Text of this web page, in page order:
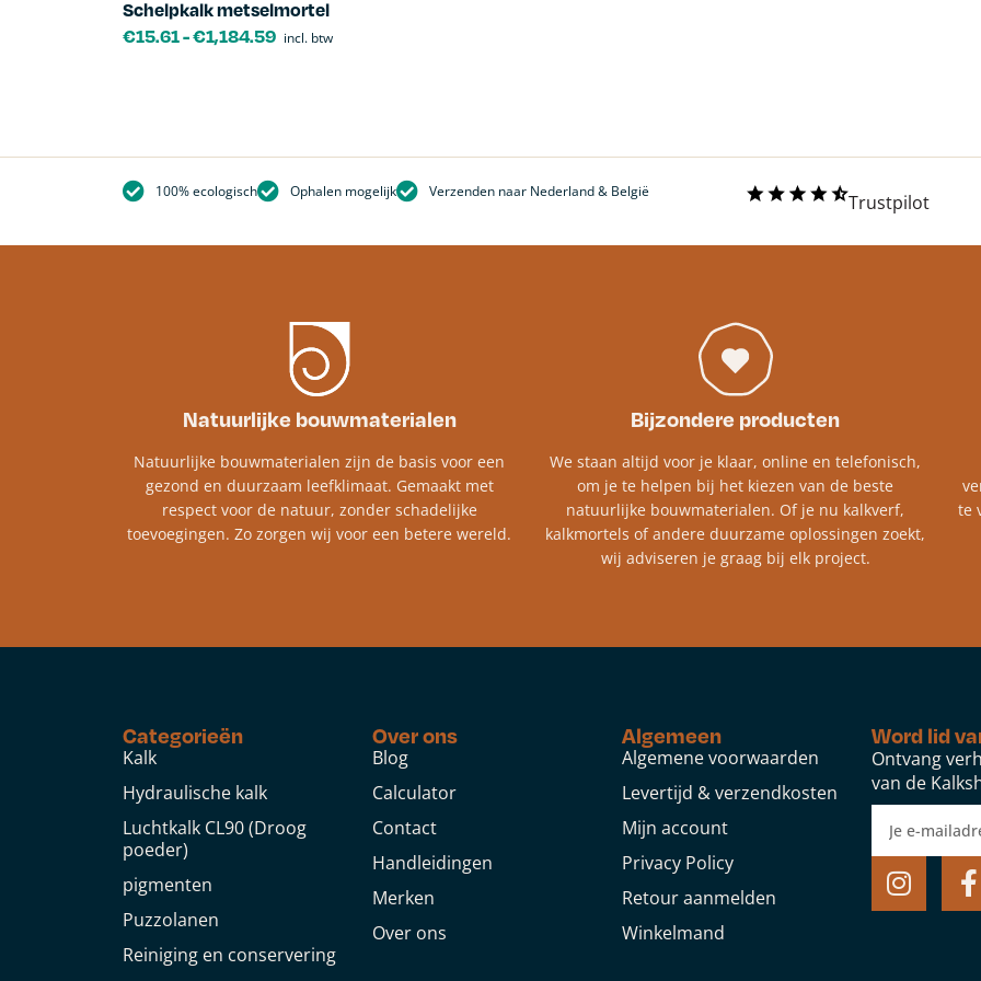
Schelpkalk metselmortel
€15.61-€1,184.59 incl. btw
100% ecologisch Ophalen mogelijk Verzenden naar Nederland & België Trustpilot
Natuurlijke bouwmaterialen
Natuurlijke bouwmaterialen zijn de basis voor een
gezond en duurzaam leefklimaat. Gemaakt met
respect voor de natuur, zonder schadelijke
toevoegingen. Zo zorgen wij voor een betere wereld.
Bijzondere producten
We staan altijd voor je klaar, online en telefonisch,
om je te helpen bij het kiezen van de beste
natuurlijke bouwmaterialen. Of je nu kalkverf,
kalkmortels of andere duurzame oplossingen zoekt,
wij adviseren je graag bij elk project.​
te
Categorieën
Kalk
Hydraulische kalk
Luchtkalk CL90 (Droog
poeder)
pigmenten
Puzzolanen
Reiniging en conservering
Over ons
Blog
Calculator
Contact
Handleidingen
Merken
Over ons
Algemeen
Algemene voorwaarden
Levertijd & verzendkosten
Mijn account
Privacy Policy
Retour aanmelden
Winkelmand
Word lid
Ontvang
van de